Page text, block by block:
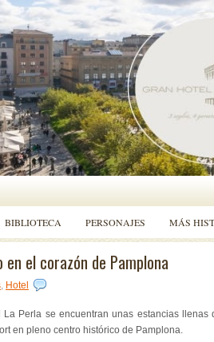
BIBLIOTECA PERSONAJES MÁS
el corazón de Pamplona
, Hotel
Perla se encuentran unas estancias llenas
en pleno centro histórico de Pamplona.